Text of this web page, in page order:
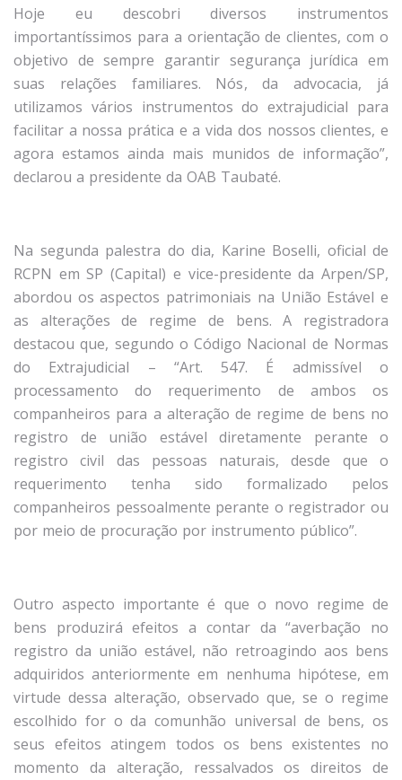
Hoje eu descobri diversos instrumentos
importantíssimos para a orientação de clientes, com o
objetivo de sempre garantir segurança jurídica em
suas relações familiares. Nós, da advocacia, já
utilizamos vários instrumentos do extrajudicial para
facilitar a nossa prática e a vida dos nossos clientes, e
agora estamos ainda mais munidos de informação”,
declarou a presidente da OAB Taubaté.
Na segunda palestra do dia, Karine Boselli, oficial de
RCPN em SP (Capital) e vice-presidente da Arpen/SP,
abordou os aspectos patrimoniais na União Estável e
as alterações de regime de bens. A registradora
destacou que, segundo o Código Nacional de Normas
do Extrajudicial – “Art. 547. É admissível o
processamento do requerimento de ambos os
companheiros para a alteração de regime de bens no
registro de união estável diretamente perante o
registro civil das pessoas naturais, desde que o
requerimento tenha sido formalizado pelos
companheiros pessoalmente perante o registrador ou
por meio de procuração por instrumento público”.
Outro aspecto importante é que o novo regime de
bens produzirá efeitos a contar da “averbação no
registro da união estável, não retroagindo aos bens
adquiridos anteriormente em nenhuma hipótese, em
virtude dessa alteração, observado que, se o regime
escolhido for o da comunhão universal de bens, os
seus efeitos atingem todos os bens existentes no
momento da alteração, ressalvados os direitos de